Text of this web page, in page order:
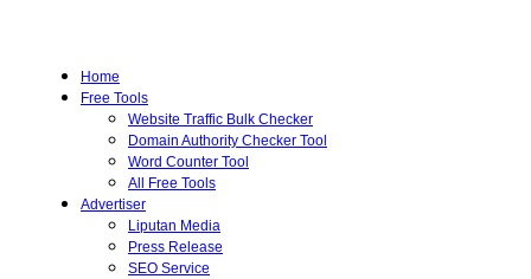
Home
Free Tools
Website Traffic Bulk Checker
Domain Authority Checker Tool
Word Counter Tool
All Free Tools
Advertiser
Liputan Media
Press Release
SEO Service